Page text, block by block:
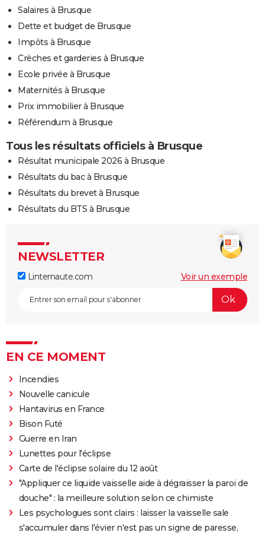
Salaires à Brusque
Dette et budget de Brusque
Impôts à Brusque
Crèches et garderies à Brusque
Ecole privée à Brusque
Maternités à Brusque
Prix immobilier à Brusque
Référendum à Brusque
Tous les résultats officiels à Brusque
Résultat municipale 2026 à Brusque
Résultats du bac à Brusque
Résultats du brevet à Brusque
Résultats du BTS à Brusque
NEWSLETTER
Linternaute.com Voir un exemple
EN CE MOMENT
Incendies
Nouvelle canicule
Hantavirus en France
Bison Futé
Guerre en Iran
Lunettes pour l'éclipse
Carte de l'éclipse solaire du 12 août
"Appliquer ce liquide vaisselle aide à dégraisser la paroi de
douche" : la meilleure solution selon ce chimiste
Les psychologues sont clairs : laisser la vaisselle sale
s'accumuler dans l'évier n'est pas un signe de paresse,